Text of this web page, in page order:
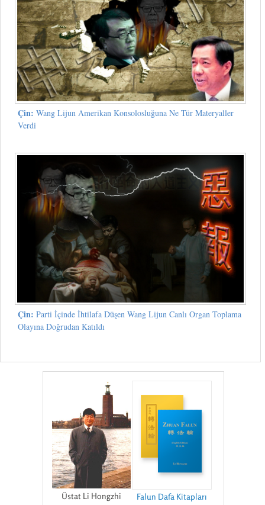
Çin: Wang Lijun Amerikan Konsolosluğuna Ne Tür Materyaller
Verdi
Çin: Parti İçinde İhtilafa Düşen Wang Lijun Canlı Organ Toplama
Olayına Doğrudan Katıldı
Üstat Li Hongzhi Falun Dafa Kitapları